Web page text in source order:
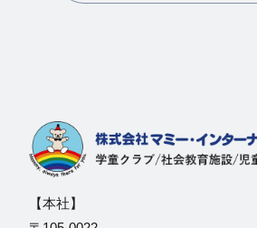
【本社】